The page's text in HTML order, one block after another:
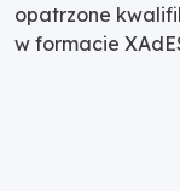
opatrzone
w formacie